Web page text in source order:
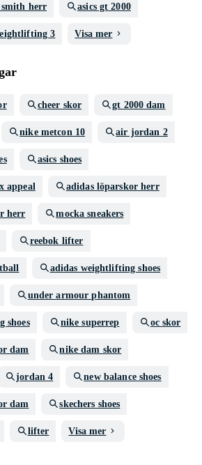
smith herr asics gt 2000
3 Visa mer
cheer skor gt 2000 dam
nike metcon 10 air jordan 2
asics shoes
appeal adidas löparskor herr
herr mocka sneakers
reebok lifter
adidas weightlifting shoes
under armour phantom
shoes nike superrep oc skor
dam nike dam skor
jordan 4 new balance shoes
dam skechers shoes
lifter Visa mer